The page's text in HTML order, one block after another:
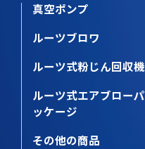
真空ポンプ
ルーツブロワ
ルーツ式粉じん回収機
ルーツ式エアブローパ
ッケージ
その他の商品